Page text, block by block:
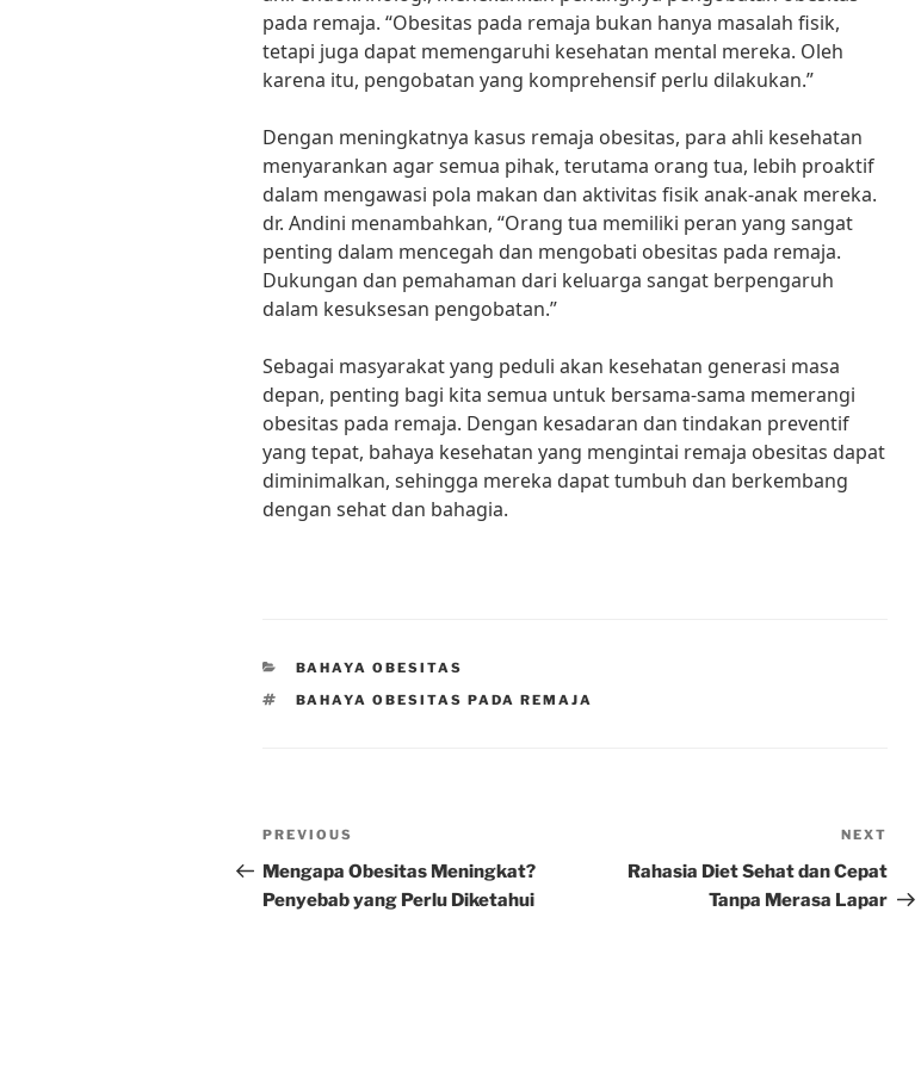
pada remaja. “Obesitas pada remaja bukan hanya masalah fisik,
tetapi juga dapat memengaruhi kesehatan mental mereka. Oleh
karena itu, pengobatan yang komprehensif perlu dilakukan.”
Dengan meningkatnya kasus remaja obesitas, para ahli kesehatan
menyarankan agar semua pihak, terutama orang tua, lebih proaktif
dalam mengawasi pola makan dan aktivitas fisik anak-anak mereka.
dr. Andini menambahkan, “Orang tua memiliki peran yang sangat
penting dalam mencegah dan mengobati obesitas pada remaja.
Dukungan dan pemahaman dari keluarga sangat berpengaruh
dalam kesuksesan pengobatan.”
Sebagai masyarakat yang peduli akan kesehatan generasi masa
depan, penting bagi kita semua untuk bersama-sama memerangi
obesitas pada remaja. Dengan kesadaran dan tindakan preventif
yang tepat, bahaya kesehatan yang mengintai remaja obesitas dapat
diminimalkan, sehingga mereka dapat tumbuh dan berkembang
dengan sehat dan bahagia.
CATEGORIES
BAHAYA OBESITAS
TAGS
BAHAYA OBESITAS PADA REMAJA
Post
navigation
Previous
Post
PREVIOUS
Mengapa Obesitas Meningkat?
Penyebab yang Perlu Diketahui
Post
NEXT
Rahasia Diet Sehat dan Cepat
Tanpa Merasa Lapar